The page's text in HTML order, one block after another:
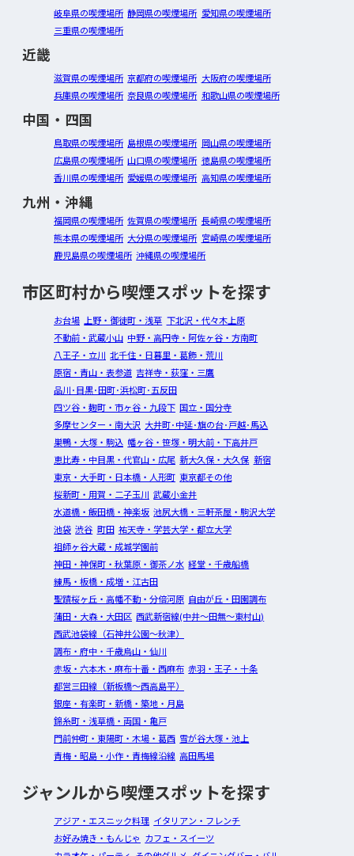
岐阜県の喫煙場所 静岡県の喫煙場所 愛知県の喫煙場所
三重県の喫煙場所
近畿
滋賀県の喫煙場所 京都府の喫煙場所 大阪府の喫煙場所
兵庫県の喫煙場所 奈良県の喫煙場所 和歌山県の喫煙場所
中国・四国
鳥取県の喫煙場所 島根県の喫煙場所 岡山県の喫煙場所
広島県の喫煙場所 山口県の喫煙場所 徳島県の喫煙場所
香川県の喫煙場所 愛媛県の喫煙場所 高知県の喫煙場所
九州・沖縄
福岡県の喫煙場所 佐賀県の喫煙場所 長崎県の喫煙場所
熊本県の喫煙場所 大分県の喫煙場所 宮崎県の喫煙場所
鹿児島県の喫煙場所 沖縄県の喫煙場所
市区町村から喫煙スポットを探す
お台場 上野・御徒町・浅草 下北沢・代々木上原
不動前・武蔵小山 中野・高円寺・阿佐ヶ谷・方南町
八王子・立川 北千住・日暮里・葛飾・荒川
原宿・青山・表参道 吉祥寺・荻窪・三鷹
品川･目黒･田町･浜松町･五反田
四ツ谷・麹町・市ヶ谷・九段下 国立・国分寺
多摩センター・南大沢 大井町･中延･旗の台･戸越･馬込
巣鴨・大塚・駒込 幡ヶ谷・笹塚・明大前・下高井戸
恵比寿・中目黒・代官山・広尾 新大久保・大久保 新宿
東京・大手町・日本橋・人形町 東京都その他
桜新町・用賀・二子玉川 武蔵小金井
水道橋・飯田橋・神楽坂 池尻大橋・三軒茶屋・駒沢大学
池袋 渋谷 町田 祐天寺・学芸大学・都立大学
祖師ヶ谷大蔵・成城学園前
神田・神保町・秋葉原・御茶ノ水 経堂・千歳船橋
練馬・板橋・成増・江古田
聖蹟桜ヶ丘・高幡不動・分倍河原 自由が丘・田園調布
蒲田・大森・大田区 西武新宿線(中井～田無～東村山)
西武池袋線（石神井公園～秋津）
調布・府中・千歳烏山・仙川
赤坂・六本木・麻布十番・西麻布 赤羽・王子・十条
都営三田線（新板橋～西高島平）
銀座・有楽町・新橋・築地・月島
錦糸町・浅草橋・両国・亀戸
門前仲町・東陽町・木場・葛西 雪が谷大塚・池上
青梅・昭島・小作・青梅線沿線 高田馬場
ジャンルから喫煙スポットを探す
アジア・エスニック料理 イタリアン・フレンチ
お好み焼き・もんじゃ カフェ・スイーツ